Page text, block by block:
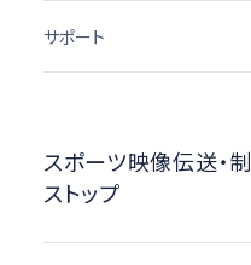
サポート
スポーツ映像伝送・
ストップ